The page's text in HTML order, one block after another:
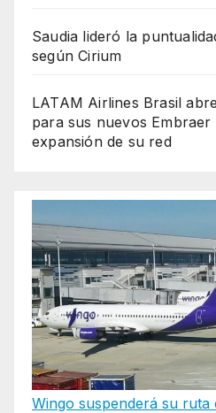
Saudia lideró la
según Cirium
LATAM Airlines Brasil
para sus nuevos Embraer
expansión de su red
Wingo suspenderá su ruta